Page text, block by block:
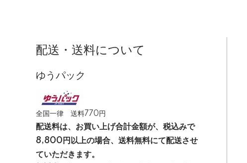
配送・送料について
ゆうパック
全国一律 送料770円
配送料は、お買い上げ合計金額が、税込みで
8,800円以上の場合、送料無料にて配送させ
ていただきます。